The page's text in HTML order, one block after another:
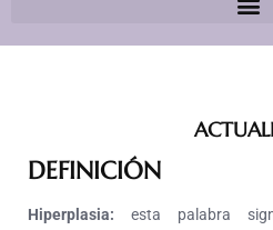
DEFINICIÓN
Hiperplasia: esta palabra